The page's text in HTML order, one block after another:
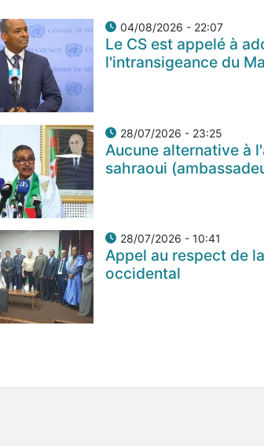
04/08/2026 - 22:07
Le CS est appelé à
l'intransigeance du
28/07/2026 - 23:25
Aucune alternative à
sahraoui
28/07/2026 - 10:41
Appel au respect de
occidental